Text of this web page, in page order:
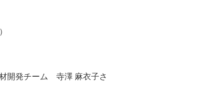
開発チーム 寺澤 麻衣子さ